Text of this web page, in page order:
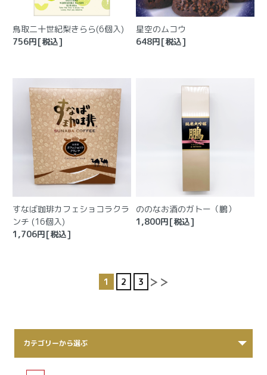
鳥取二十世紀梨きらら(6個入)
756円[税込]
星空のムコウ
648円[税込]
すなば珈琲カフェショコラクラ
ンチ (16個入)
1,706円[税込]
ののなお酒のガトー（鵬）
1,800円[税込]
1 2 3
カテゴリーから選ぶ